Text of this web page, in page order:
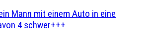
Mann mit einem Auto in eine
4 schwer+++